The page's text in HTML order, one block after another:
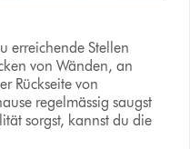
erreichende Stellen
von Wänden, an
Rückseite von
regelmässig saugst
sorgst, kannst du die